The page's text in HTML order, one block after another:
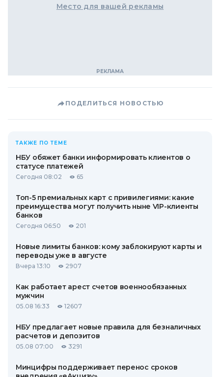
Место для вашей рекламы
ПОДЕЛИТЬСЯ НОВОСТЬЮ
ТАКЖЕ ПО ТЕМЕ
НБУ обяжет банки информировать клиентов о
статусе платежей
Сегодня 08:02 65
Топ-5 премиальных карт с привилегиями: какие
преимущества могут получить ныне VIP-клиенты
банков
Сегодня 06:50 201
Новые лимиты банков: кому заблокируют карты и
переводы уже в августе
Вчера 13:10 2907
Как работает арест счетов военнообязанных
мужчин
05.08 16:33 12607
НБУ предлагает новые правила для безналичных
расчетов и депозитов
05.08 07:00 3291
Минцифры поддерживает перенос сроков